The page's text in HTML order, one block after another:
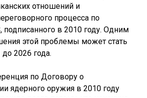
отношений и
процесса по
в 2010 году. Одним
этой проблемы может стать
2026 года.
по Договору о
ядерного оружия в 2010 году